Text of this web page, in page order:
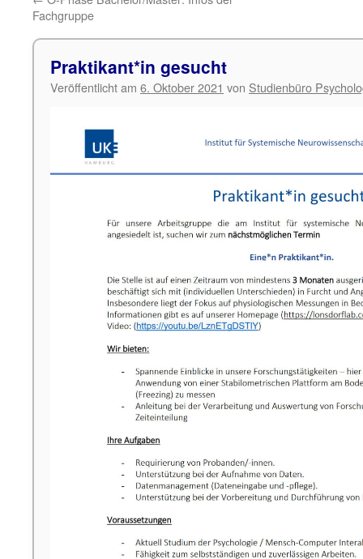
Fachgruppe
Praktikant*in gesucht
Veröffentlicht am 6. Oktober 2021 von Studienbüro